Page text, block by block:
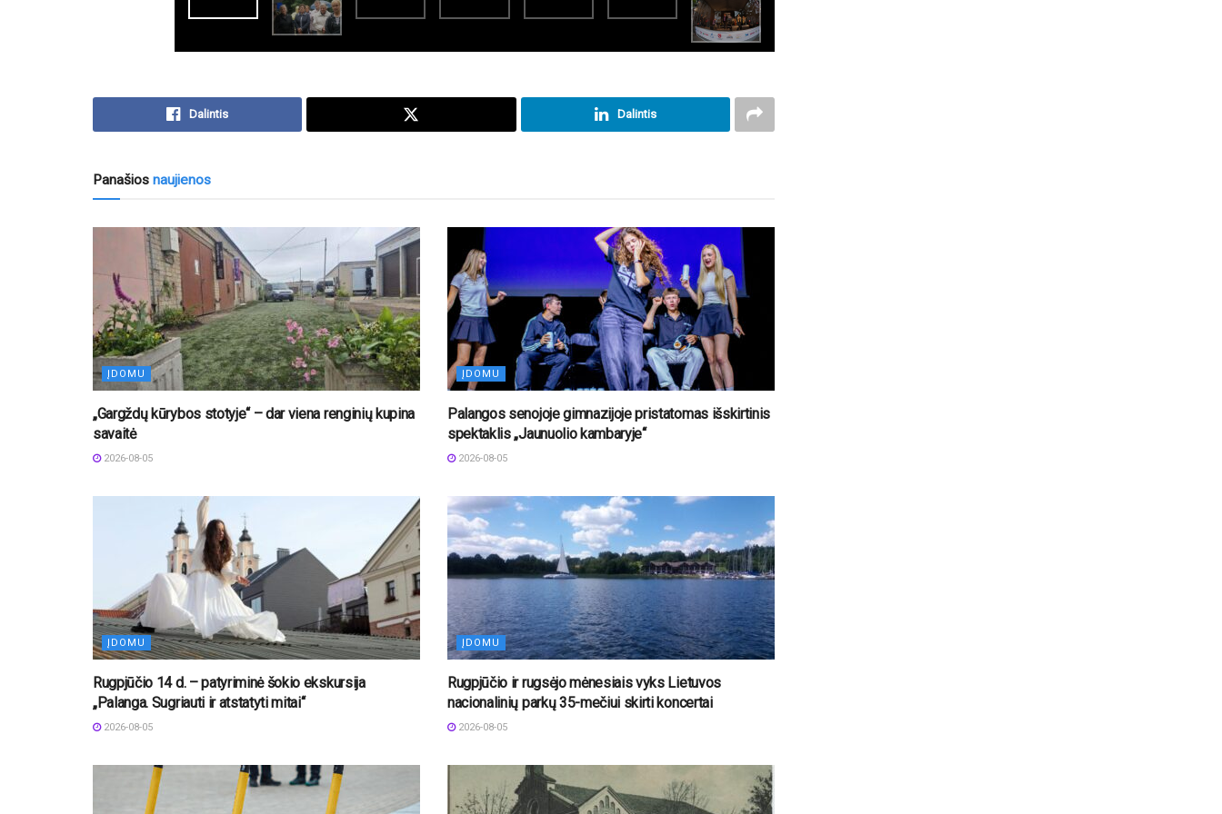
Dalintis Dalintis
Panašios naujienos
ĮDOMU
„Gargždų kūrybos stotyje“ – dar viena renginių kupina
savaitė
2026-08-05
ĮDOMU
Palangos senojoje gimnazijoje pristatomas išskirtinis
spektaklis „Jaunuolio kambaryje“
2026-08-05
ĮDOMU
Rugpjūčio 14 d. – patyriminė šokio ekskursija
„Palanga. Sugriauti ir atstatyti mitai“
2026-08-05
ĮDOMU
Rugpjūčio ir rugsėjo mėnesiais vyks Lietuvos
nacionalinių parkų 35-mečiui skirti koncertai
2026-08-05